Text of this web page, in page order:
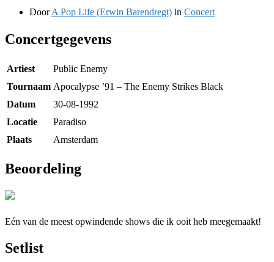
DoorA Pop Life (Erwin Barendregt) in Concert
Concertgegevens
Artiest
Public Enemy
Tournaam Apocalypse ’91 – The Enemy Strikes Black
Datum
30-08-1992
Locatie
Paradiso
Plaats
Amsterdam
Beoordeling
Eén van de meest opwindende shows die ik ooit heb meegemaakt!
Setlist